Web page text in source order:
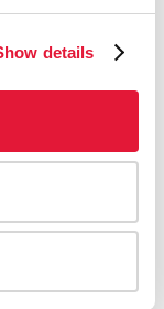
details
la
à une
lutter
au